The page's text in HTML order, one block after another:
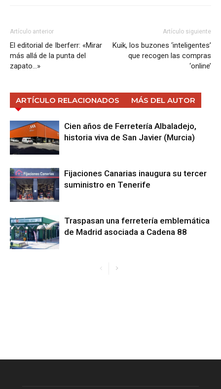
Artículo anterior
El editorial de Iberferr: «Mirar
más allá de la punta del
zapato…»
Artículo siguiente
Kuik, los buzones ‘inteligentes’
que recogen las compras
‘online’
ARTÍCULO RELACIONADOS MÁS DEL AUTOR
Cien años de Ferretería Albaladejo,
historia viva de San Javier (Murcia)
Fijaciones Canarias inaugura su tercer
suministro en Tenerife
Traspasan una ferretería emblemática
de Madrid asociada a Cadena 88